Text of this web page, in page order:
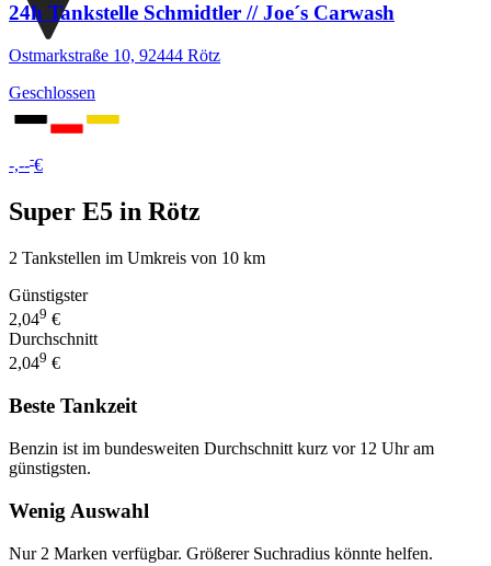
24h Tankstelle Schmidtler // Joe´s Carwash
Ostmarkstraße 10, 92444 Rötz
Geschlossen
-,---€
Super E5 in Rötz
2 Tankstellen im Umkreis von 10 km
Günstigster
2,049 €
Durchschnitt
2,049 €
Beste Tankzeit
Benzin ist im bundesweiten Durchschnitt kurz vor 12 Uhr am
günstigsten.
Wenig Auswahl
Nur 2 Marken verfügbar. Größerer Suchradius könnte helfen.